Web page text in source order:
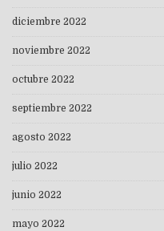
diciembre 2022
noviembre 2022
octubre 2022
septiembre 2022
agosto 2022
julio 2022
junio 2022
mayo 2022